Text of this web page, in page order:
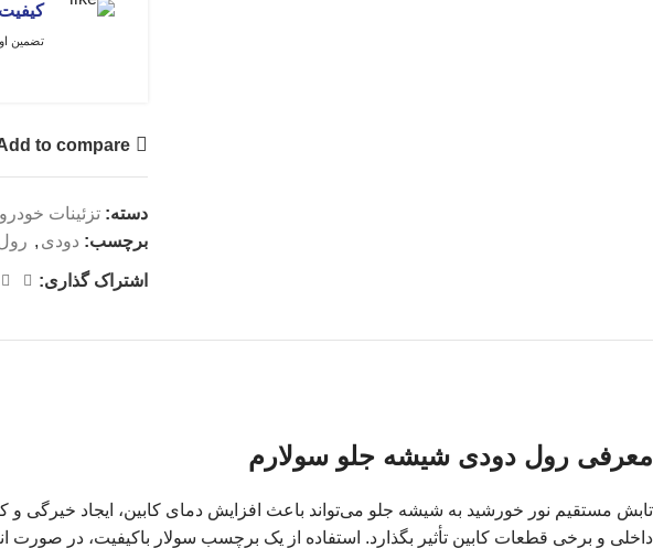
تضمین
to compare
دسته: تزئینات خودرو
برچسب: دودی ,
اشتراک گذاری:
معرفی رول دودی شیشه جلو سولارم
تابش مستقیم نور خورشید به شیشه جلو می‌تواند باعث افزایش دمای کابین، ایجاد
داخلی و برخی قطعات کابین تأثیر بگذارد. استفاده از یک برچسب سولار باکیفیت، در